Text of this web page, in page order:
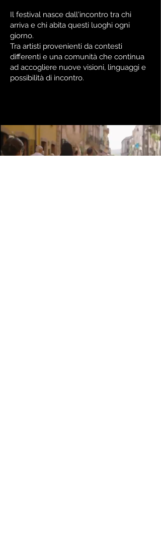
Il festival nasce dall'incontro tra chi
arriva e chi abita questi luoghi ogni
giorno.
Tra artisti provenienti da contesti
differenti e una comunità che continua
ad accogliere nuove visioni, linguaggi e
possibilità di incontro.